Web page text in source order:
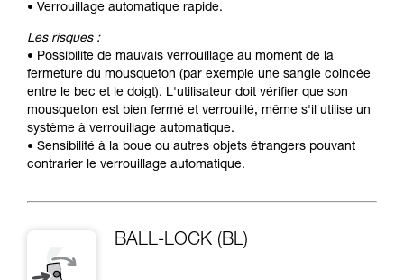
• Verrouillage automatique rapide.
Les risques :
• Possibilité de mauvais verrouillage au moment de la
fermeture du mousqueton (par exemple une sangle coincée
entre le bec et le doigt). L'utilisateur doit vérifier que son
mousqueton est bien fermé et verrouillé, même s'il utilise un
système à verrouillage automatique.
• Sensibilité à la boue ou autres objets étrangers pouvant
contrarier le verrouillage automatique.
BALL-LOCK (BL)